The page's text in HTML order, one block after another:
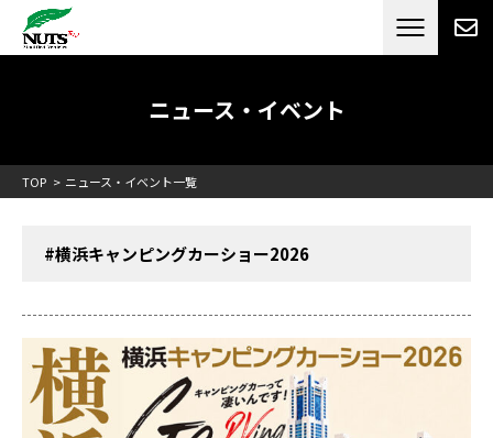
日本最大級のキャンピングカーメーカー
RV[テレビCM放送]
ニュース・イベント
TOP ニュース・イベント一覧
#横浜キャンピングカーショー2026